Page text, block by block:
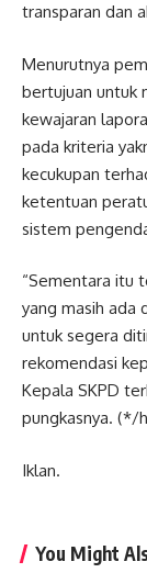
transparan dan
Menurutnya
bertujuan untuk
kewajaran
pada kriteria
kecukupan
ketentuan
sistem
“Sementara itu
yang masih ada
untuk segera
rekomendasi
Kepala SKPD
pungkasnya. (*/
Iklan.
You Might